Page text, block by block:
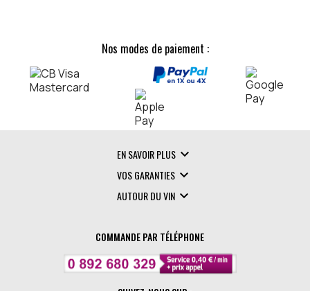
Nos modes de paiement :
EN SAVOIR PLUS 
VOS GARANTIES 
AUTOUR DU VIN 
COMMANDE PAR TÉLÉPHONE